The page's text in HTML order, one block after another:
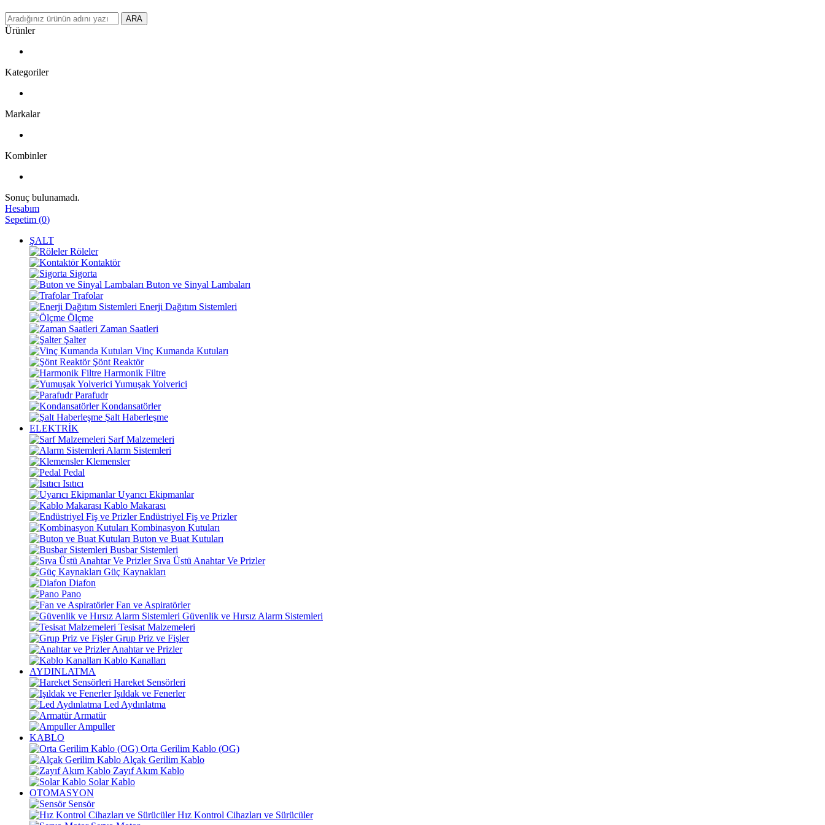
ARA
Ürünler
Kategoriler
Markalar
Kombinler
Sonuç bulunamadı.
Hesabım
Sepetim (0)
ŞALT
Röleler
Kontaktör
Sigorta
Buton ve Sinyal Lambaları
Trafolar
Enerji Dağıtım Sistemleri
Ölçme
Zaman Saatleri
Şalter
Vinç Kumanda Kutuları
Şönt Reaktör
Harmonik Filtre
Yumuşak Yolverici
Parafudr
Kondansatörler
Şalt Haberleşme
ELEKTRİK
Sarf Malzemeleri
Alarm Sistemleri
Klemensler
Pedal
Isıtıcı
Uyarıcı Ekipmanlar
Kablo Makarası
Endüstriyel Fiş ve Prizler
Kombinasyon Kutuları
Buton ve Buat Kutuları
Busbar Sistemleri
Sıva Üstü Anahtar Ve Prizler
Güç Kaynakları
Diafon
Pano
Fan ve Aspiratörler
Güvenlik ve Hırsız Alarm Sistemleri
Tesisat Malzemeleri
Grup Priz ve Fişler
Anahtar ve Prizler
Kablo Kanalları
AYDINLATMA
Hareket Sensörleri
Işıldak ve Fenerler
Led Aydınlatma
Armatür
Ampuller
KABLO
Orta Gerilim Kablo (OG)
Alçak Gerilim Kablo
Zayıf Akım Kablo
Solar Kablo
OTOMASYON
Sensör
Hız Kontrol Cihazları ve Sürücüler